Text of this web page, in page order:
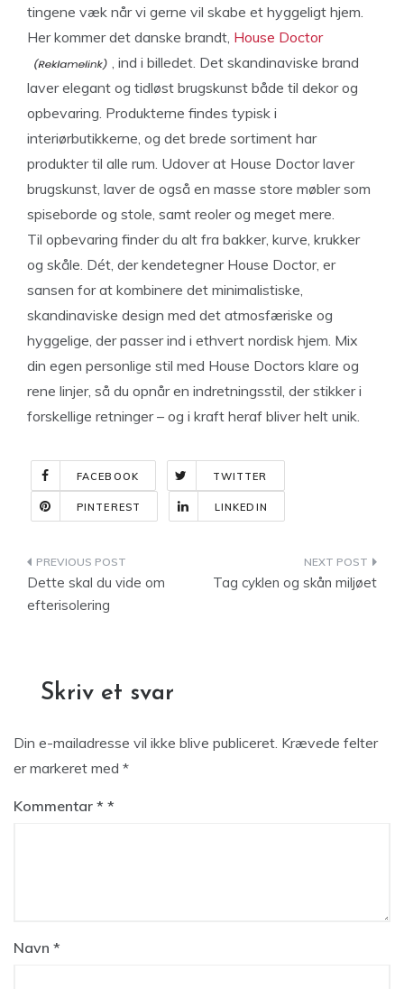
tingene væk når vi gerne vil skabe et hyggeligt hjem.
Her kommer det danske brandt, House Doctor
, ind i billedet. Det skandinaviske brand
laver elegant og tidløst brugskunst både til dekor og
opbevaring. Produkterne findes typisk i
interiørbutikkerne, og det brede sortiment har
produkter til alle rum. Udover at House Doctor laver
brugskunst, laver de også en masse store møbler som
spiseborde og stole, samt reoler og meget mere.
Til opbevaring finder du alt fra bakker, kurve, krukker
og skåle. Dét, der kendetegner House Doctor, er
sansen for at kombinere det minimalistiske,
skandinaviske design med det atmosfæriske og
hyggelige, der passer ind i ethvert nordisk hjem. Mix
din egen personlige stil med House Doctors klare og
rene linjer, så du opnår en indretningsstil, der stikker i
forskellige retninger – og i kraft heraf bliver helt unik.
FACEBOOK TWITTER
PINTEREST LINKEDIN
Indlægsnavigation
Dette skal du vide om
efterisolering
Tag cyklen og skån miljøet
Skriv et svar
Din e-mailadresse vil ikke blive publiceret. Krævede felter
er markeret med *
Kommentar *
Navn *